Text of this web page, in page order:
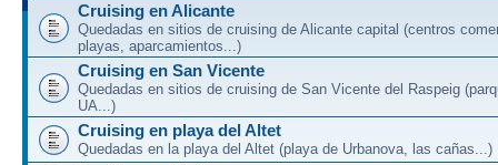
Cruising en Alicante
Quedadas en sitios de cruising de Alicante capital (centros
playas, aparcamientos...)
Cruising en San Vicente
Quedadas en sitios de cruising de San Vicente del Raspeig
UA...)
Cruising en playa del Altet
Quedadas en la playa del Altet (playa de Urbanova, las cañas...)